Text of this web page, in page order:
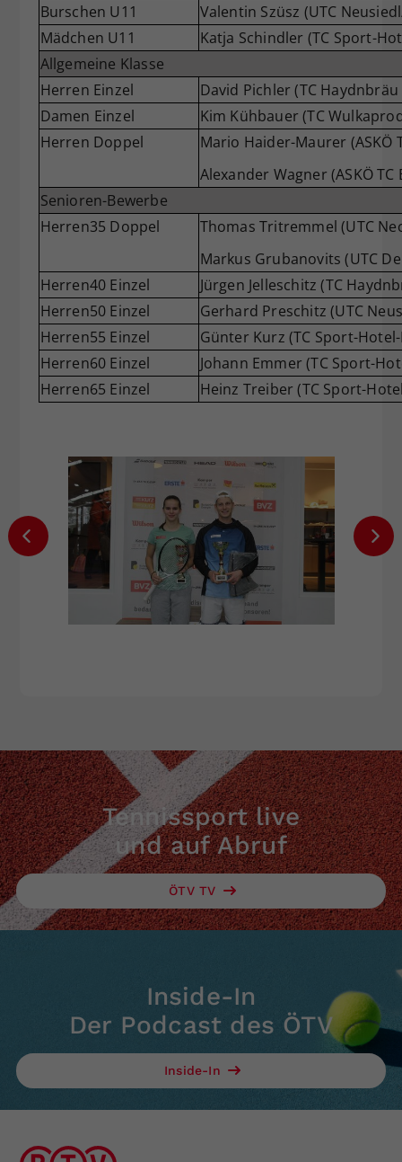
Burschen U11
Valentin Szüsz (UTC
Mädchen U11
Katja Schindler (TC Sport-
Allgemeine Klasse
Herren Einzel
David Pichler (TC
Damen Einzel
Kim Kühbauer (TC
Herren Doppel
Mario Haider-Maurer (ASKÖ
Alexander Wagner (ASKÖ
Senioren-Bewerbe
Herren35 Doppel
Thomas Tritremmel (UTC
Markus Grubanovits (UTC
Herren40 Einzel
Jürgen Jelleschitz (TC
Herren50 Einzel
Gerhard Preschitz (UTC
Herren55 Einzel
Günter Kurz (TC Sport-
Herren60 Einzel
Johann Emmer (TC Sport-
Herren65 Einzel
Heinz Treiber (TC Sport-
Tennissport live
und auf Abruf
ÖTV TV
Inside-In
Der Podcast des ÖTV
Inside-In